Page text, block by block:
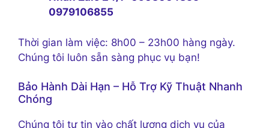
0979106855
Thời gian làm việc: 8h00 – 23h00 hàng ngày.
Chúng tôi luôn sẵn sàng phục vụ bạn!
Bảo Hành Dài Hạn – Hỗ Trợ Kỹ Thuật Nhanh
Chóng
Chúng tôi tự tin vào chất lượng dịch vụ của